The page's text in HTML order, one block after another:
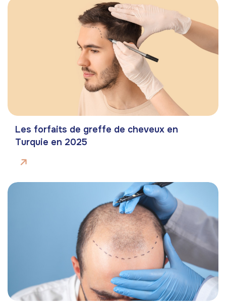
Les forfaits de greffe de cheveux en
Turquie en 2025